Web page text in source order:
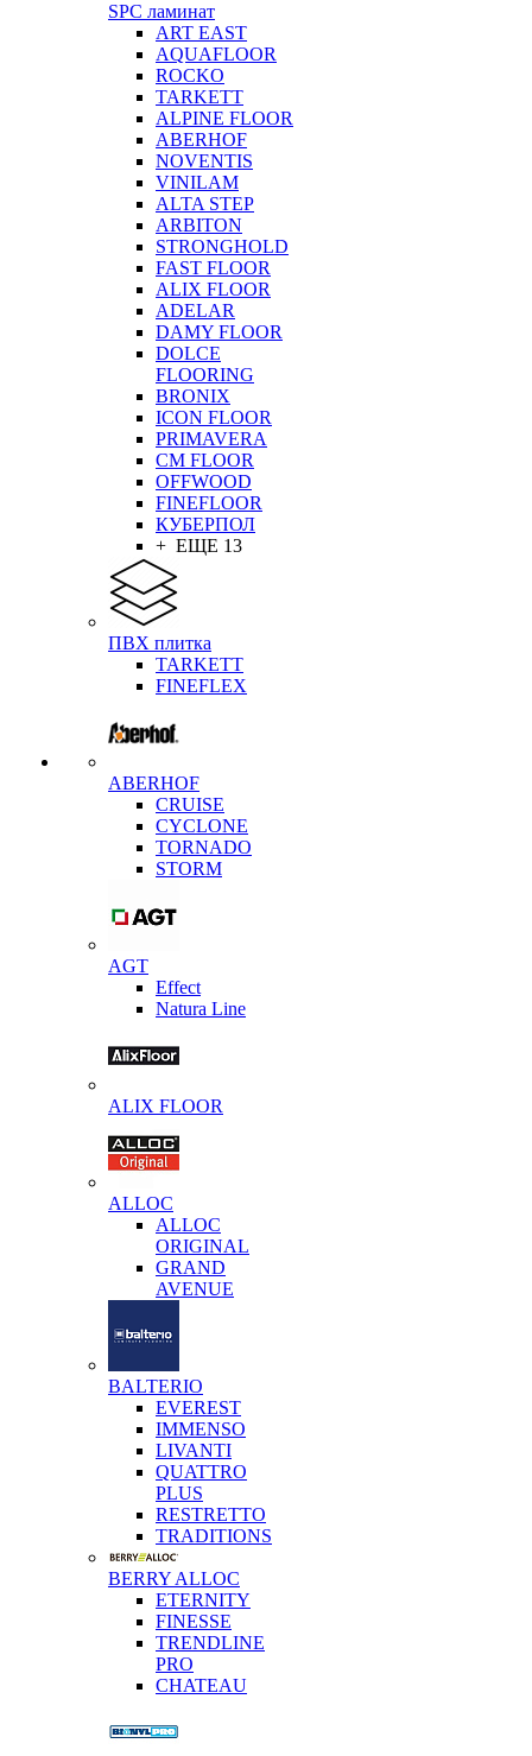
SPC ламинат
ART EAST
AQUAFLOOR
ROCKO
TARKETT
ALPINE FLOOR
ABERHOF
NOVENTIS
VINILAM
ALTA STEP
ARBITON
STRONGHOLD
FAST FLOOR
ALIX FLOOR
ADELAR
DAMY FLOOR
DOLCE
FLOORING
BRONIX
ICON FLOOR
PRIMAVERA
CM FLOOR
OFFWOOD
FINEFLOOR
КУБЕРПОЛ
+ ЕЩЕ 13
ПВХ плитка
TARKETT
FINEFLEX
ABERHOF
CRUISE
CYCLONE
TORNADO
STORM
AGT
Effect
Natura Line
ALIX FLOOR
ALLOC
ALLOC
ORIGINAL
GRAND
AVENUE
BALTERIO
EVEREST
IMMENSO
LIVANTI
QUATTRO
PLUS
RESTRETTO
TRADITIONS
BERRY ALLOC
ETERNITY
FINESSE
TRENDLINE
PRO
CHATEAU